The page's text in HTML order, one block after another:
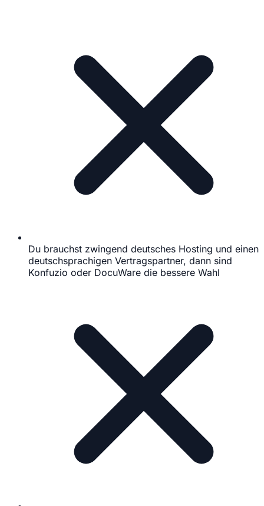
Du brauchst zwingend deutsches Hosting und einen
deutschsprachigen Vertragspartner, dann sind
Konfuzio oder DocuWare die bessere Wahl